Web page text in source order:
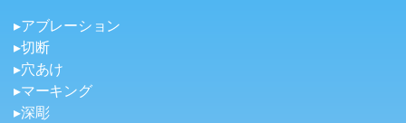
▸アブレーション
▸切断
▸穴あけ
▸マーキング
▸深彫